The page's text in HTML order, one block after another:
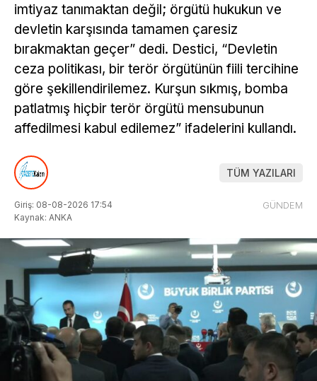
imtiyaz tanımaktan değil; örgütü hukukun ve
devletin karşısında tamamen çaresiz
bırakmaktan geçer” dedi. Destici, “Devletin
ceza politikası, bir terör örgütünün fiili tercihine
göre şekillendirilemez. Kurşun sıkmış, bomba
patlatmış hiçbir terör örgütü mensubunun
affedilmesi kabul edilemez” ifadelerini kullandı.
TÜM YAZILARI
Giriş: 08-08-2026 17:54
Kaynak: ANKA
GÜNDEM